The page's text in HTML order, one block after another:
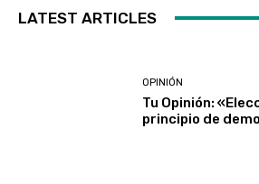
LATEST ARTICLES
OPINIÓN
Tu Opinión:
principio de